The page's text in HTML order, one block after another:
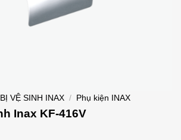
VỆ SINH INAX / Phụ kiện INAX
Inax KF-416V